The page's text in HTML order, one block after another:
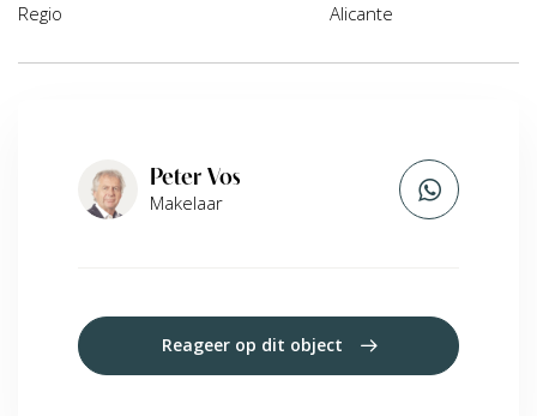
Regio Alicante
Peter Vos
Makelaar
Reageer op dit object